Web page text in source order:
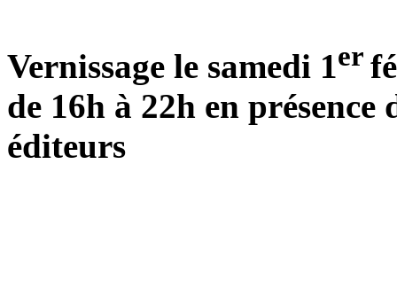
Vernissage le samedi 1er
de 16h à 22h en présence
éditeurs